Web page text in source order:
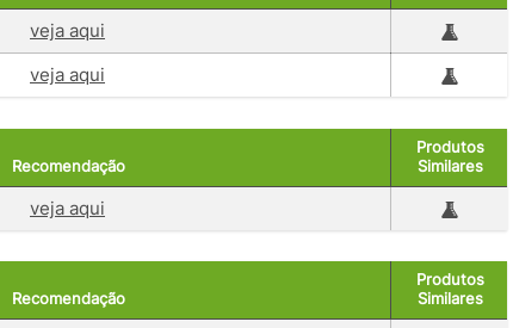
veja aqui
veja aqui
Recomendação
Produtos
Similares
veja aqui
Recomendação
Produtos
Similares